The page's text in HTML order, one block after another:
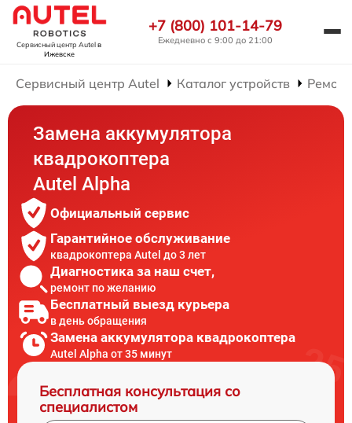
Сервисный центр Autelв
Ижевске
+7 (800) 101-14-79
Ежедневно с 9:00 до 21:00
Сервисный центр Autel Каталог устройств
Замена аккумулятора
квадрокоптера
Autel Alpha
Официальный сервис
Гарантийное обслуживание
квадрокоптера Autel до 3 лет
Диагностика за наш счет,
ремонт по желанию
Бесплатный выезд курьера
в день обращения
Замена аккумулятора квадрокоптера
Autel Alpha от 35 минут
Бесплатная консультация со
специалистом